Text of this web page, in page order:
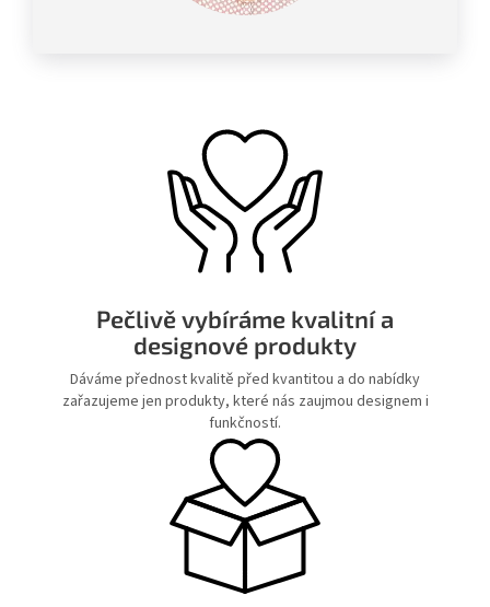
Pečlivě vybíráme kvalitní a
designové produkty
Dáváme přednost kvalitě před kvantitou a do nabídky
zařazujeme jen produkty, které nás zaujmou designem i
funkčností.